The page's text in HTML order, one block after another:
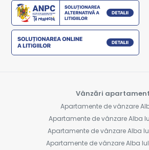
Vânzări
Apartamente de vânzare
Apartamente de vânzare Alba
Apartamente de vânzare Alba
Apartamente de vânzare Alba